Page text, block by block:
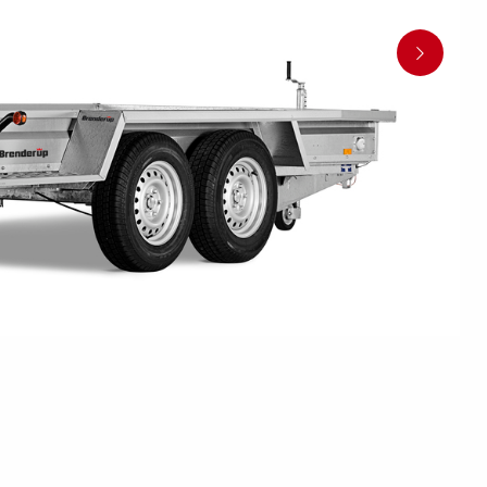
Werkzeug- &
batteriekasten
Winde
Der richtige Reifendruck
Deine Checkliste vor Fahrantritt
Anschlussplan
Auf- und Abslippen
Anhänger richtig beladen
Richtige Stützlast
Sicherung von Booten
Parken mit Anhänger – Was gilt?